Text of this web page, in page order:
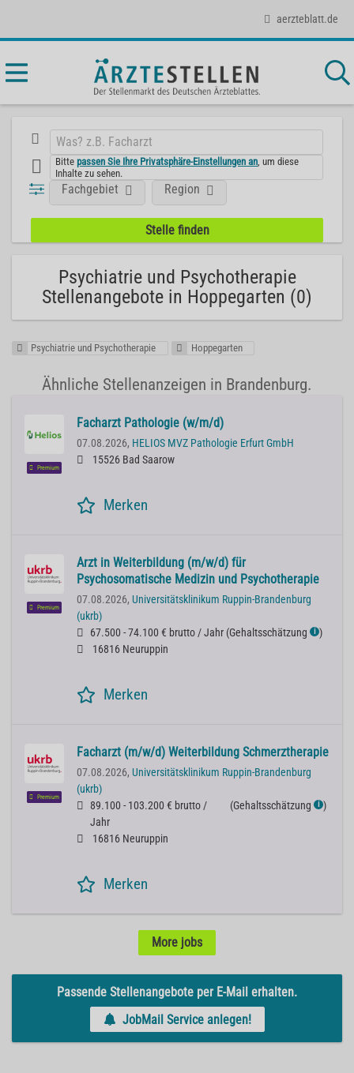
aerzteblatt.de
Bittepassen Sie Ihre Privatsphäre-Einstellungen an , um diese
Inhalte zu sehen.
Fachgebiet Region
Psychiatrie und Psychotherapie
Stellenangebote in Hoppegarten (0)
Psychiatrie und Psychotherapie Hoppegarten
Ähnliche Stellenanzeigen in Brandenburg.
Premium
Facharzt Pathologie (w/m/d)
07.08.2026, HELIOS MVZ Pathologie Erfurt GmbH
15526 Bad Saarow
Merken
Premium
Arzt in Weiterbildung (m/w/d) für
Psychosomatische Medizin und Psychotherapie
07.08.2026, Universitätsklinikum Ruppin-Brandenburg
(ukrb)
67.500 - 74.100 € brutto / Jahr (Gehaltsschätzung ℹ )
16816 Neuruppin
Merken
Premium
Facharzt (m/w/d) Weiterbildung Schmerztherapie
07.08.2026, Universitätsklinikum Ruppin-Brandenburg
(ukrb)
89.100 - 103.200 € brutto /
Jahr
(Gehaltsschätzung ℹ )
16816 Neuruppin
Merken
More jobs
Passende Stellenangebote per E-Mail erhalten.
JobMail Service anlegen!